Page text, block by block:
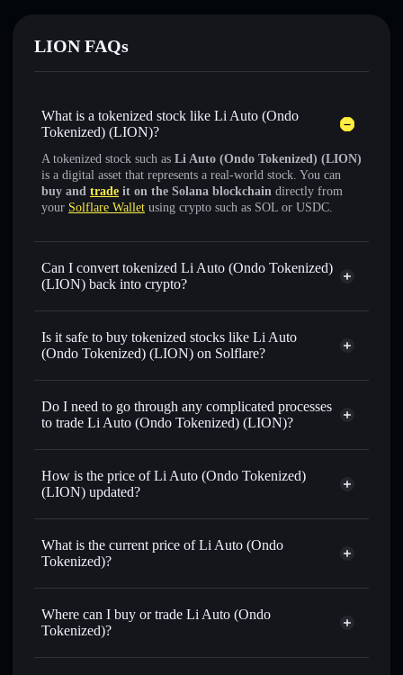
LION FAQs
What is a tokenized stock like Li Auto (Ondo
Tokenized) (LION)?
A tokenized stock such as Li Auto (Ondo Tokenized) (LION)
is a digital asset that represents a real-world stock. You can
buy and trade it on the Solana blockchain directly from
your Solflare Wallet using crypto such as SOL or USDC.
Can I convert tokenized Li Auto (Ondo Tokenized)
(LION) back into crypto?
Li Auto (Ondo Tokenized)
Is it safe to buy tokenized stocks like Li Auto
(Ondo Tokenized) (LION) on Solflare?
1:1 backed,
Do I need to go through any complicated processes
to trade Li Auto (Ondo Tokenized) (LION)?
How is the price of Li Auto (Ondo Tokenized)
(LION) updated?
Li Auto (Ondo Tokenized)
What is the current price of Li Auto (Ondo
Tokenized)?
Li Auto (Ondo Tokenized)
$12.965
Where can I buy or trade Li Auto (Ondo
Tokenized)?